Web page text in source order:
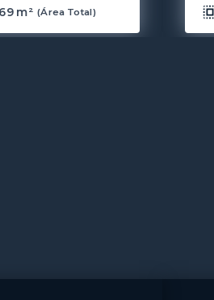
m² (Área Total)